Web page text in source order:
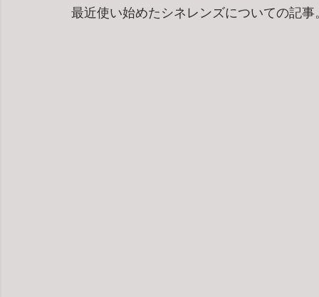
art 買ったもの 小休止の 習慣
最近使い始めたシネレンズについての記事